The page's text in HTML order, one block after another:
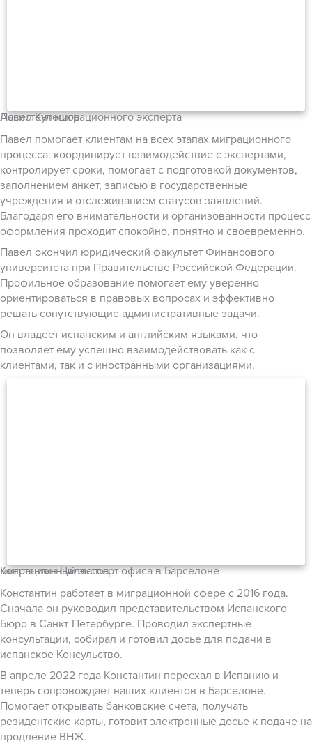
Павел Кулешов
Ассистент миграционного эксперта
Павел помогает клиентам на всех этапах миграционного
процесса: координирует взаимодействие с экспертами,
контролирует сроки, помогает с подготовкой документов,
заполнением анкет, записью в государственные
учреждения и отслеживанием статусов заявлений.
Благодаря его внимательности и организованности процесс
оформления проходит спокойно, понятно и своевременно.
Павел окончил юридический факультет Финансового
университета при Правительстве Российской Федерации.
Профильное образование помогает ему уверенно
ориентироваться в правовых вопросах и эффективно
решать сопутствующие административные задачи.
Он владеет испанским и английским языками, что
позволяет ему успешно взаимодействовать как с
клиентами, так и с иностранными организациями.
Константин Цаллагов
миграционный эксперт офиса в Барселоне
Константин работает в миграционной сфере с 2016 года.
Сначала он руководил представительством Испанского
Бюро в Санкт-Петербурге. Проводил экспертные
консультации, собирал и готовил досье для подачи в
испанское Консульство.
В апреле 2022 года Константин переехал в Испанию и
теперь сопровождает наших клиентов в Барселоне.
Помогает открывать банковские счета, получать
резидентские карты, готовит электронные досье к подаче на
продление ВНЖ.